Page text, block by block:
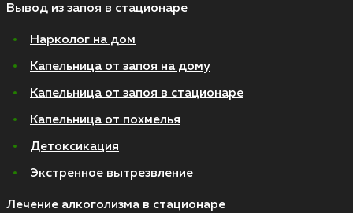
Вывод из запоя в стационаре
Нарколог на дом
Капельница от запоя на дому
Капельница от запоя в стационаре
Капельница от похмелья
Детоксикация
Экстренное вытрезвление
Лечение алкоголизма в стационаре